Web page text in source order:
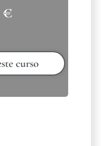
€
curso